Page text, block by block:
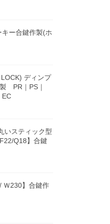
ー合鍵作製(ホ
ディンプ
PR｜PS｜
EC
いスティック型
Q18】合鍵
Ｗ230】合鍵作